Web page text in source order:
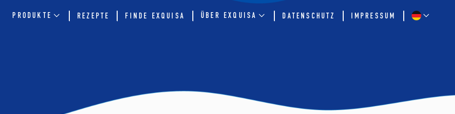
PRODUKTE REZEPTE FINDE EXQUISA ÜBER EXQUISA DATENSCHUTZ IMPRESSUM